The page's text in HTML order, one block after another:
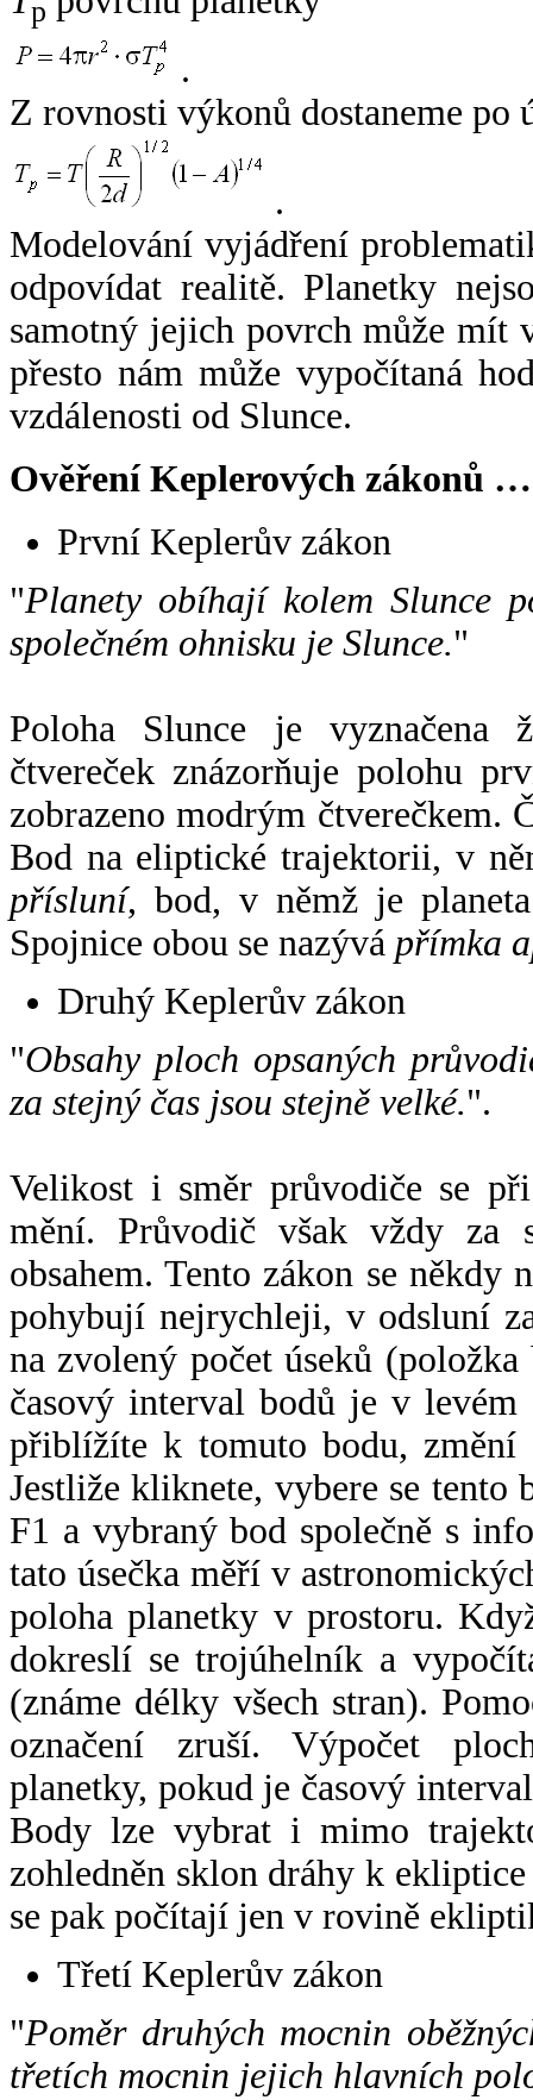
p
.
Z rovnosti výkonů dostaneme po
.
Modelování vyjádření
odpovídat realitě. Planetky
samotný jejich povrch může mít
přesto nám může vypočítaná
vzdálenosti od Slunce.
Ověření Keplerových zákonů …
První Keplerův zákon
"Planety obíhají kolem Slunce
společném ohnisku je Slunce."
Poloha Slunce je vyznačena
čtvereček znázorňuje polohu
zobrazeno modrým čtverečkem.
Bod na eliptické trajektorii, v
přísluní, bod, v němž je
Spojnice obou se nazývá přímka
Druhý Keplerův zákon
"Obsahy ploch opsaných
za stejný čas jsou stejně velké.".
Velikost i směr průvodiče se
mění. Průvodič však vždy za
obsahem. Tento zákon se někdy
pohybují nejrychleji, v odsluní
na zvolený počet úseků
časový interval bodů je v
přiblížíte k tomuto bodu,
Jestliže kliknete, vybere se tento
F1 a vybraný bod společně s
tato úsečka měří v
poloha planetky v prostoru.
dokreslí se trojúhelník a
(známe délky všech stran).
označení zruší. Výpočet
planetky, pokud je časový
Body lze vybrat i mimo
zohledněn sklon dráhy k
se pak počítají jen v rovině
Třetí Keplerův zákon
"Poměr druhých mocnin
třetích mocnin jejich hlavních